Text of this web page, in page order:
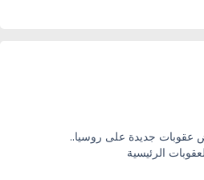
عقوبات جديدة على روسيا..
الرئيسية